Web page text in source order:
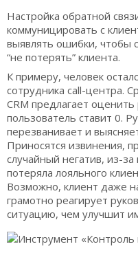
Настройка обратной
коммуницировать с
выявлять ошибки, чтобы
“не потерять” клиента.
К примеру, человек
сотрудника call-центра.
CRM предлагает
пользователь ставит 0.
перезванивает и
Приносятся извинения,
случайный негатив, из-за
потеряла лояльного
Возможно, клиент даже
грамотно реагирует
ситуацию, чем улучшит